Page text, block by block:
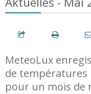
MeteoLux
de températures
pour un mois de